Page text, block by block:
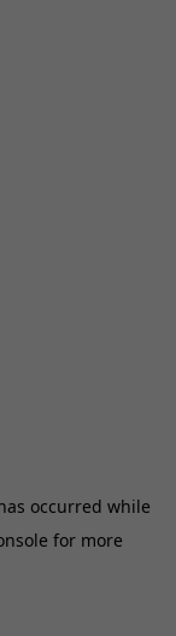
occurred while
for more